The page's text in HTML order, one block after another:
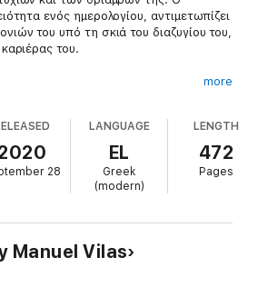
ενός ημερολογίου, αντιμετωπίζει
του υπό τη σκιά του διαζυγίου του,
του.
μια ιστορία πλάθοντας με τον
χαρακτήρα με τον οποίο –κι αυτό
μπορούμε να ταυτιστούμε.
more
28
LANGUAGE
EL
Greek
(modern)
LENGTH
472
Pages
Manuel Vilas